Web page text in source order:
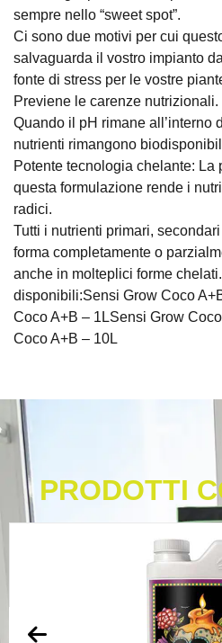
sempre nello “sweet spot”.
Ci sono due motivi per cui
salvaguarda il vostro impianto
fonte di stress per le vostre
Previene le carenze nutrizionali.
Quando il pH rimane all’interno
nutrienti rimangono
Potente tecnologia chelante: La
questa formulazione rende i
radici.
Tutti i nutrienti primari,
forma completamente o
anche in molteplici forme
disponibili:Sensi Grow Coco
Coco A+B – 1LSensi Grow
Coco A+B – 10L
PRODOTTI